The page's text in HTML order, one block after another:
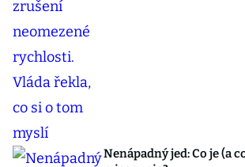
Nenápadný jed: Co je (a